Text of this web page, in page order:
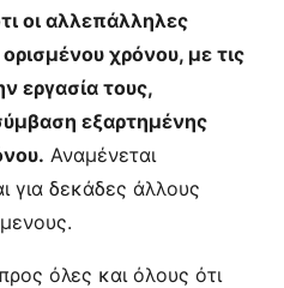
οι αλλεπάλληλες
χρόνου, με τις
εργασία τους,
εξαρτημένης
Αναμένεται
για δεκάδες άλλους
όλες και όλους ότι